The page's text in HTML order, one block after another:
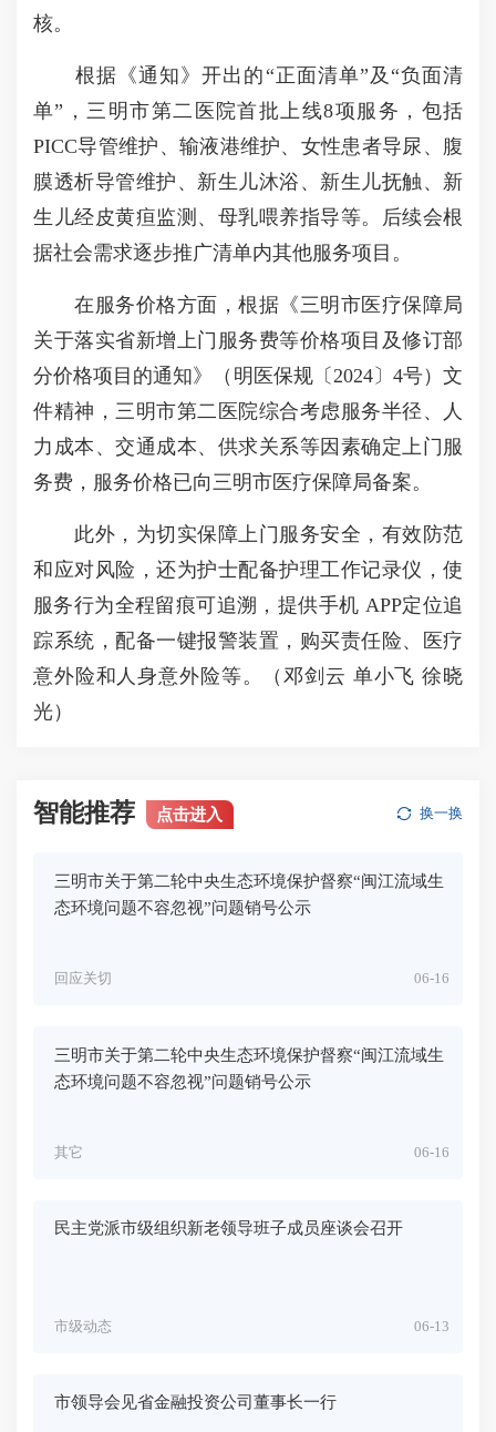
核。
根据《通知》开出的“正面清单”及“负面清
单”，三明市第二医院首批上线8项服务，包括
PICC导管维护、输液港维护、女性患者导尿、腹
膜透析导管维护、新生儿沐浴、新生儿抚触、新
生儿经皮黄疸监测、母乳喂养指导等。后续会根
据社会需求逐步推广清单内其他服务项目。
在服务价格方面，根据《三明市医疗保障局
关于落实省新增上门服务费等价格项目及修订部
分价格项目的通知》（明医保规〔2024〕4号）文
件精神，三明市第二医院综合考虑服务半径、人
力成本、交通成本、供求关系等因素确定上门服
务费，服务价格已向三明市医疗保障局备案。
此外，为切实保障上门服务安全，有效防范
和应对风险，还为护士配备护理工作记录仪，使
服务行为全程留痕可追溯，提供手机 APP定位追
踪系统，配备一键报警装置，购买责任险、医疗
意外险和人身意外险等。（邓剑云 单小飞 徐晓
光）
智能推荐 点击进入 换一换
三明市关于第二轮中央生态环境保护督察“闽江流域生
态环境问题不容忽视”问题销号公示
06-16
回应关切
三明市关于第二轮中央生态环境保护督察“闽江流域生
态环境问题不容忽视”问题销号公示
06-16
其它
民主党派市级组织新老领导班子成员座谈会召开
06-13
市级动态
市领导会见省金融投资公司董事长一行